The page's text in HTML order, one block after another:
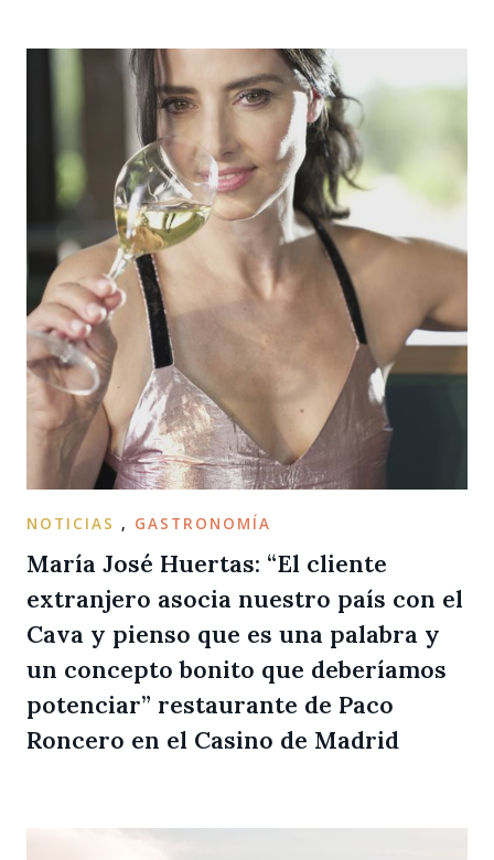
NOTICIAS , GASTRONOMÍA
María José Huertas: “El cliente
extranjero asocia nuestro país con el
Cava y pienso que es una palabra y
un concepto bonito que deberíamos
potenciar” restaurante de Paco
Roncero en el Casino de Madrid